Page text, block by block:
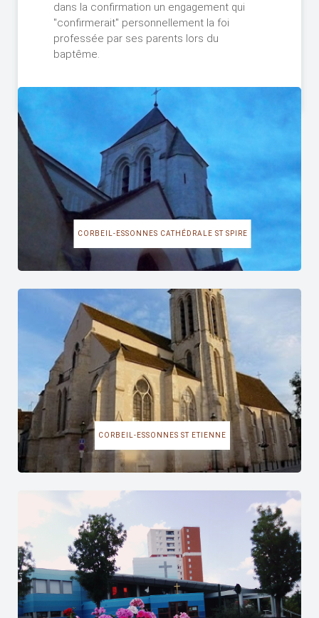
dans la confirmation un engagement qui
"confirmerait" personnellement la foi
professée par ses parents lors du
baptême.
CORBEIL-ESSONNES CATHÉDRALE ST SPIRE
CORBEIL-ESSONNES ST ETIENNE